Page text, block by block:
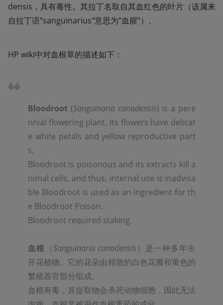
densis，具有毒性。其拉丁名取自其血红色的叶片（该属来
自拉丁语“sanguinarius”意思为“血腥”）。
HP wiki中对血根草的描述如下：
Bloodroot (Sanguinaria canadensis) is a pere
nnial flowering plant. Its flowers have delicat
e white petals and yellow reproductive part
s.
Bloodroot is poisonous and its extracts kill a
nimal cells, and thus, internal use is inadvisa
ble Bloodroot is used as an ingredient for th
e Bloodroot Poison.
Bloodroot required staking.
血根 （Sanguinaria canadensis ）是一种多年生
开花植物。它的花朵由精致的白色花瓣和黄色的
繁殖器官部分组成。
血根有毒 ，其提取物会杀死动物细胞，因此无法